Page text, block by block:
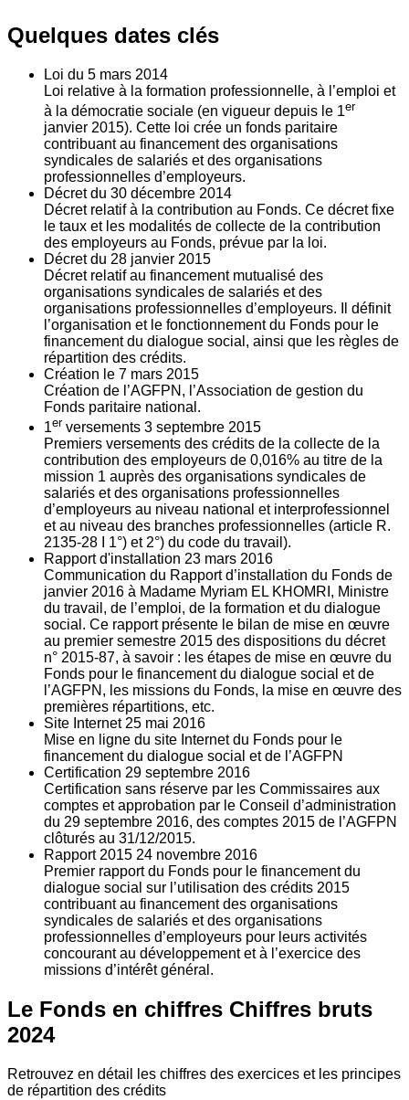
Quelques dates clés
Loi du 5 mars 2014
Loi relative à la formation professionnelle, à l’emploi et
à la démocratie sociale (en vigueur depuis le 1er
janvier 2015). Cette loi crée un fonds paritaire
contribuant au financement des organisations
syndicales de salariés et des organisations
professionnelles d’employeurs.
Décret du 30 décembre 2014
Décret relatif à la contribution au Fonds. Ce décret fixe
le taux et les modalités de collecte de la contribution
des employeurs au Fonds, prévue par la loi.
Décret du 28 janvier 2015
Décret relatif au financement mutualisé des
organisations syndicales de salariés et des
organisations professionnelles d’employeurs. Il définit
l’organisation et le fonctionnement du Fonds pour le
financement du dialogue social, ainsi que les règles de
répartition des crédits.
Création le 7 mars 2015
Création de l’AGFPN, l’Association de gestion du
Fonds paritaire national.
1er versements 3 septembre 2015
Premiers versements des crédits de la collecte de la
contribution des employeurs de 0,016% au titre de la
mission 1 auprès des organisations syndicales de
salariés et des organisations professionnelles
d’employeurs au niveau national et interprofessionnel
et au niveau des branches professionnelles (article R.
2135‐28 I 1°) et 2°) du code du travail).
Rapport d'installation 23 mars 2016
Communication du Rapport d’installation du Fonds de
janvier 2016 à Madame Myriam EL KHOMRI, Ministre
du travail, de l’emploi, de la formation et du dialogue
social. Ce rapport présente le bilan de mise en œuvre
au premier semestre 2015 des dispositions du décret
n° 2015-87, à savoir : les étapes de mise en œuvre du
Fonds pour le financement du dialogue social et de
l’AGFPN, les missions du Fonds, la mise en œuvre des
premières répartitions, etc.
Site Internet 25 mai 2016
Mise en ligne du site Internet du Fonds pour le
financement du dialogue social et de l’AGFPN
Certification 29 septembre 2016
Certification sans réserve par les Commissaires aux
comptes et approbation par le Conseil d’administration
du 29 septembre 2016, des comptes 2015 de l’AGFPN
clôturés au 31/12/2015.
Rapport 2015 24 novembre 2016
Premier rapport du Fonds pour le financement du
dialogue social sur l’utilisation des crédits 2015
contribuant au financement des organisations
syndicales de salariés et des organisations
professionnelles d’employeurs pour leurs activités
concourant au développement et à l’exercice des
missions d’intérêt général.
Le Fonds en chiffres Chiffres bruts
2024
Retrouvez en détail les chiffres des exercices et les principes
de répartition des crédits